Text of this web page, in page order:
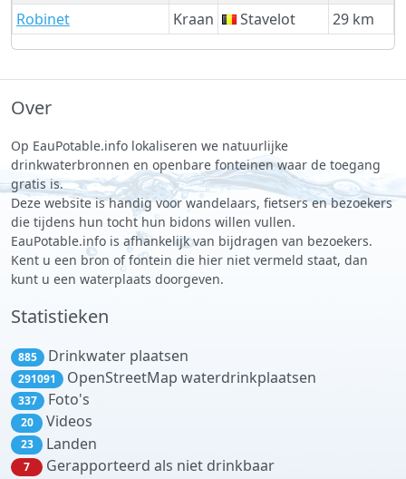
Robinet Kraan Stavelot 29 km
Over
Op EauPotable.info lokaliseren we natuurlijke
drinkwaterbronnen en openbare fonteinen waar de toegang
gratis is.
Deze website is handig voor wandelaars, fietsers en bezoekers
die tijdens hun tocht hun bidons willen vullen.
EauPotable.info is afhankelijk van bijdragen van bezoekers.
Kent u een bron of fontein die hier niet vermeld staat, dan
kunt u een waterplaats doorgeven.
Statistieken
885 Drinkwater plaatsen
291091 OpenStreetMap waterdrinkplaatsen
337 Foto's
20 Videos
23 Landen
7 Gerapporteerd als niet drinkbaar